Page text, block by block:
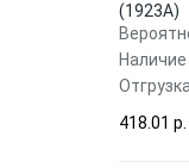
(1923A)
Наличие
Отгрузка
418.01 p.